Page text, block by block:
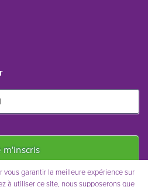
vous garantir la meilleure expérience sur
à utiliser ce site, nous supposerons que